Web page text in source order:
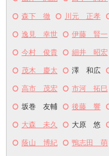
森下 徹 川元 正孝
逸見 幸世 伊藤 賢一
今村 俊貴 細井 昭宏
茂木 慶太 澤 和広
高市 茂宏 市河 拓巳
坂巻 友輔 後藤 響
大森 未久 大原 悠
蔭山 博紀 鴨志田 萌